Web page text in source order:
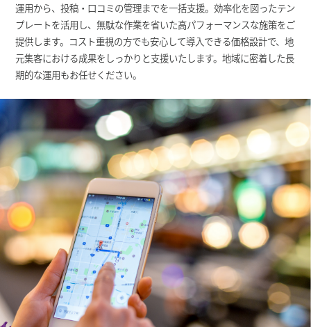
運用から、投稿・口コミの管理までを一括支援。効率化を図ったテン
プレートを活用し、無駄な作業を省いた高パフォーマンスな施策をご
提供します。コスト重視の方でも安心して導入できる価格設計で、地
元集客における成果をしっかりと支援いたします。地域に密着した長
期的な運用もお任せください。